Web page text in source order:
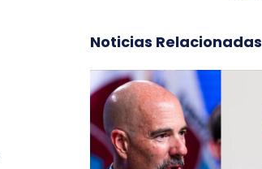
Noticias Relacionadas